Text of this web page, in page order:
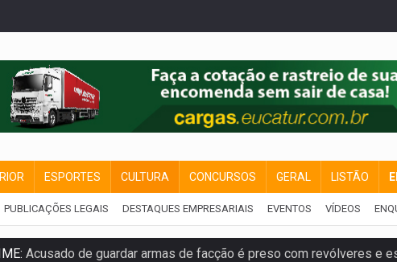
ESPORTES CULTURA CONCURSOS GERAL LISTÃO
PUBLICAÇÕES LEGAIS DESTAQUES EMPRESARIAIS EVENTOS VÍDEOS
Acusado de guardar armas de facção é preso com revólveres e